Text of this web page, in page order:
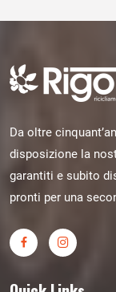
Da oltre
disposizione la
garantiti e subito
pronti per una